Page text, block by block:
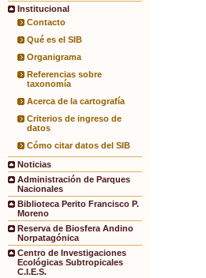
Institucional
Contacto
Qué es el SIB
Organigrama
Referencias sobre
taxonomía
Acerca de la cartografía
Criterios de ingreso de
datos
Cómo citar datos del SIB
Noticias
Administración de Parques
Nacionales
Biblioteca Perito Francisco P.
Moreno
Reserva de Biosfera Andino
Norpatagónica
Centro de Investigaciones
Ecológicas Subtropicales
C.I.E.S.